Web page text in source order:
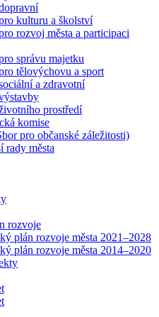
kulturu a školství
rozvoj města a participaci
správu majetku
tělovýchovu a sport
a zdravotní
prostředí
komise
pro občanské záležitosti)
rady města
rozvoje
plán rozvoje města 2021–2028
plán rozvoje města 2014–2020